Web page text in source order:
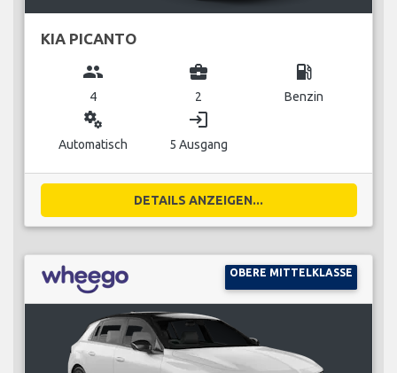
KIA PICANTO
group
4
business_center
2
local_gas_station
Benzin
miscellaneous_services
Automatisch
login
5 Ausgang
DETAILS ANZEIGEN...
OBERE MITTELKLASSE